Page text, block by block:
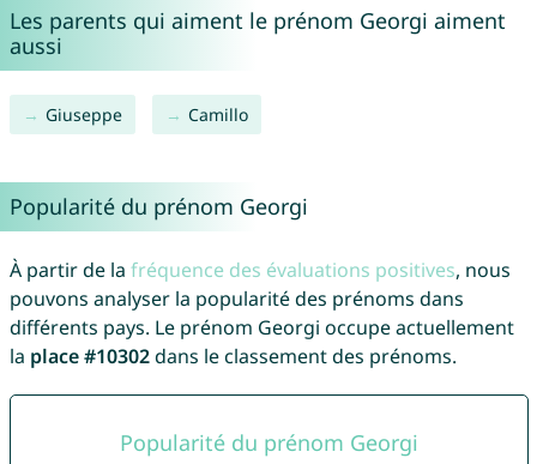
Les parents qui aiment le prénom Georgi aiment
aussi
Giuseppe Camillo
Popularité du prénom Georgi
À partir de la fréquence des évaluations positives, nous
pouvons analyser la popularité des prénoms dans
différents pays. Le prénom Georgi occupe actuellement
la place #10302dans le classement des prénoms.